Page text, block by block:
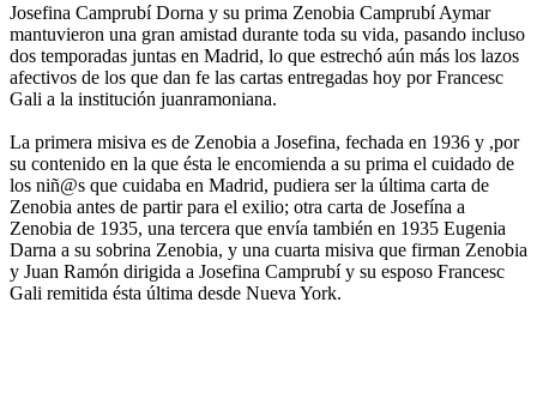
Josefina Camprubí Dorna y su prima Zenobia Camprubí Aymar
mantuvieron una gran amistad durante toda su vida, pasando incluso
dos temporadas juntas en Madrid, lo que estrechó aún más los lazos
afectivos de los que dan fe las cartas entregadas hoy por Francesc
Gali a la institución juanramoniana.
La primera misiva es de Zenobia a Josefina, fechada en 1936 y ,por
su contenido en la que ésta le encomienda a su prima el cuidado de
los niñ@s que cuidaba en Madrid, pudiera ser la última carta de
Zenobia antes de partir para el exilio; otra carta de Josefína a
Zenobia de 1935, una tercera que envía también en 1935 Eugenia
Darna a su sobrina Zenobia, y una cuarta misiva que firman Zenobia
y Juan Ramón dirigida a Josefina Camprubí y su esposo Francesc
Gali remitida ésta última desde Nueva York.